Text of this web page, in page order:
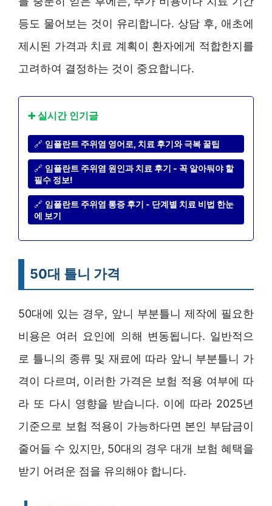
등도 물어보는 것이 유리합니다. 상담 후, 애초에
제시된 가격과 치료 계획이 환자에게 적합한지를
고려하여 결정하는 것이 중요합니다.
➕ 실시간 인기글
🔗 임플란트 주위염 영어로, 치료 후기와 극복 꿀팁
🔗 임플란트 주위염 원인과 치료 후기 - 꼭 알아둬야 할
필수 정보!
🔗 임플란트 주위염 통증 후기 - 단계별 치료 비법 한눈
에 보기
50대 틀니 가격
50대에 있는 경우, 앞니 부분틀니 제작에 필요한
비용은 여러 요인에 의해 변동됩니다. 일반적으
로 틀니의 종류 및 재료에 따라 앞니 부분틀니 가
격이 다르며, 이러한 가격은 보험 적용 여부에 따
라 또 다시 영향을 받습니다. 이에 따라 2025년
기준으로 보험 적용이 가능하다면 본인 부담금이
줄어들 수 있지만, 50대의 경우 대개 보험 혜택을
받기 어려운 점을 유의해야 합니다.